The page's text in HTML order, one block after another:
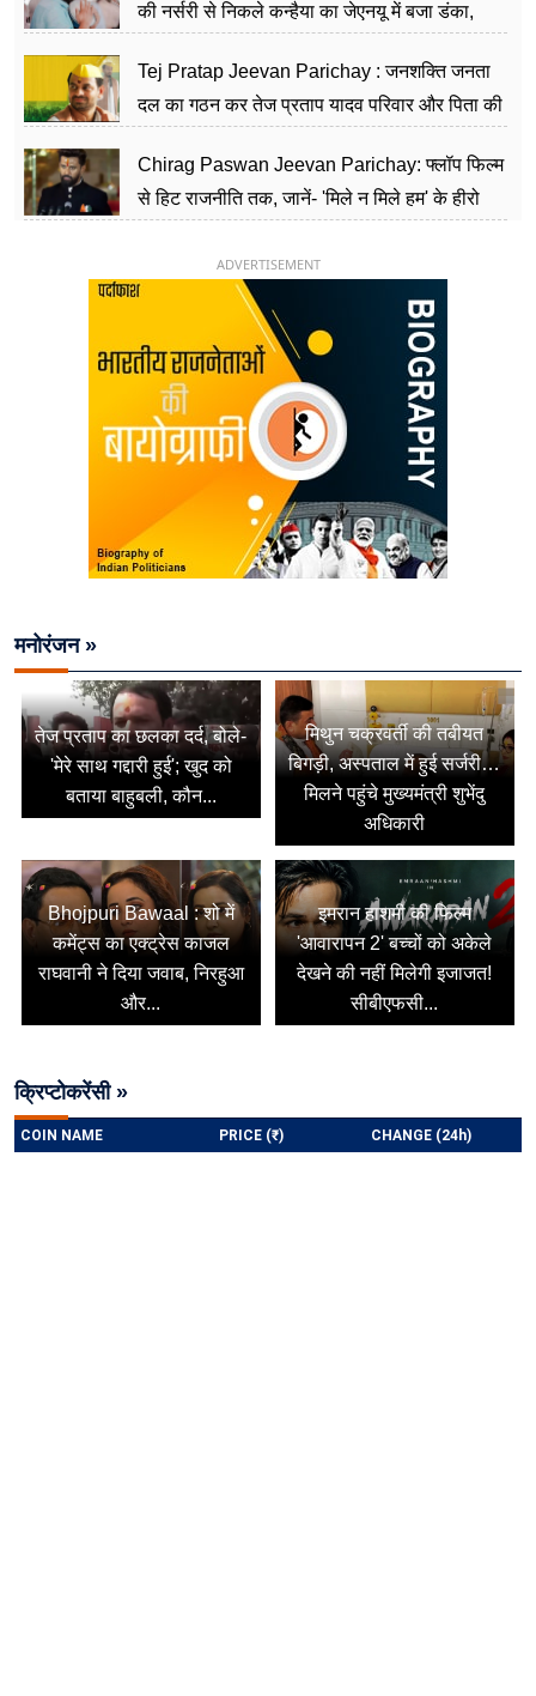
की नर्सरी से निकले कन्हैया का जेएनयू में बजा डंका,
Tej Pratap Jeevan Parichay : जनशक्ति जनता
दल का गठन कर तेज प्रताप यादव परिवार और पिता की
Chirag Paswan Jeevan Parichay: फ्लॉप फिल्म
से हिट राजनीति तक, जानें- 'मिले न मिले हम' के हीरो
ADVERTISEMENT
मनोरंजन »
तेज प्रताप का छलका दर्द, बोले-
'मेरे साथ गद्दारी हुई'; खुद को
बताया बाहुबली, कौन...
मिथुन चक्रवर्ती की तबीयत
बिगड़ी, अस्पताल में हुई सर्जरी…
मिलने पहुंचे मुख्यमंत्री शुभेंदु
अधिकारी
Bhojpuri Bawaal : शो में
कमेंट्स का एक्ट्रेस काजल
राघवानी ने दिया जवाब, निरहुआ
और...
इमरान हाशमी की फिल्म
'आवारापन 2' बच्चों को अकेले
देखने की नहीं मिलेगी इजाजत!
सीबीएफसी...
क्रिप्टोकरेंसी »